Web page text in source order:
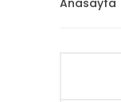
Anasayfa